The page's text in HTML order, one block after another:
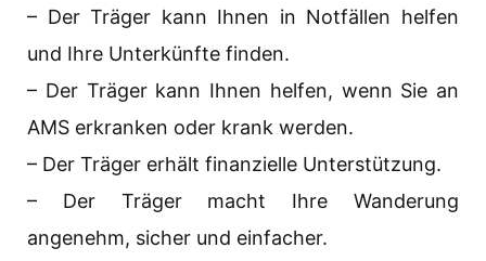
– Der Träger kann Ihnen in Notfällen helfen
und Ihre Unterkünfte finden.
– Der Träger kann Ihnen helfen, wenn Sie an
AMS erkranken oder krank werden.
– Der Träger erhält finanzielle Unterstützung.
– Der Träger macht Ihre Wanderung
angenehm, sicher und einfacher.